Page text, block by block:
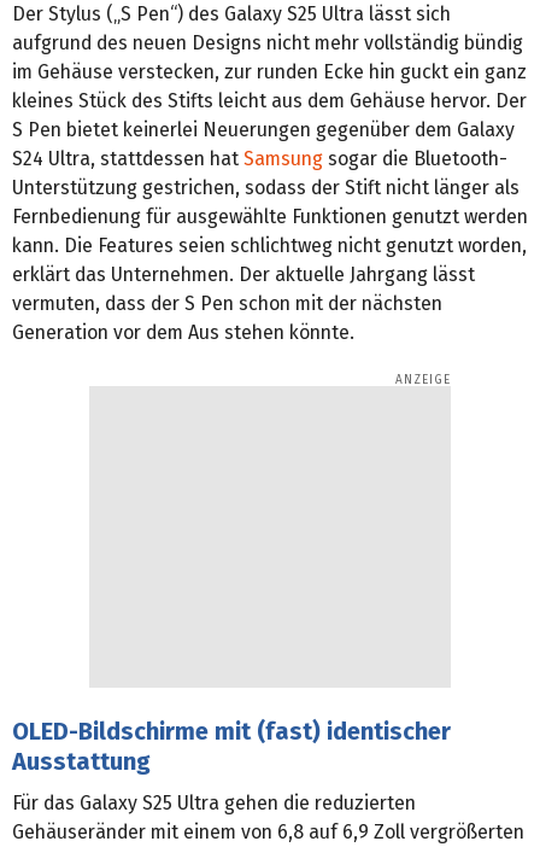
Der Stylus („S Pen“) des Galaxy S25 Ultra lässt sich
aufgrund des neuen Designs nicht mehr vollständig bündig
im Gehäuse verstecken, zur runden Ecke hin guckt ein ganz
kleines Stück des Stifts leicht aus dem Gehäuse hervor. Der
S Pen bietet keinerlei Neuerungen gegenüber dem Galaxy
S24 Ultra, stattdessen hat Samsung sogar die Bluetooth-
Unterstützung gestrichen, sodass der Stift nicht länger als
Fernbedienung für ausgewählte Funktionen genutzt werden
kann. Die Features seien schlichtweg nicht genutzt worden,
erklärt das Unternehmen. Der aktuelle Jahrgang lässt
vermuten, dass der S Pen schon mit der nächsten
Generation vor dem Aus stehen könnte.
OLED-Bildschirme mit (fast) identischer
Ausstattung
Für das Galaxy S25 Ultra gehen die reduzierten
Gehäuseränder mit einem von 6,8 auf 6,9 Zoll vergrößerten